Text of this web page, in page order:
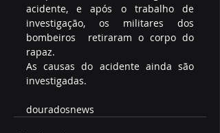
acidente, e após o trabalho de
investigação, os militares dos
bombeiros  retiraram o corpo do
rapaz.
As causas do acidente ainda são
investigadas.
douradosnews